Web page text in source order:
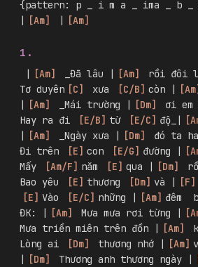
{pattern: p _ i m a _ ima _ b _
|
[Am] | [Am]
1.
| [Am] _Đã lâu | [Am] rồi đôi
Tơ duyên [C] xưa [C/B] còn | [Am]
|
[Am] _Mái trường | [Dm] ơi
Hay ra đi
[E/B] từ [E/C] độ_| [
|
[Am] _Ngày xưa | [Dm] đó ta
Đi trên
[E] con [E/G] đường | [
Mấy
[Am/F] năm [E] qua | [Dm]
Bao yêu
[E] thương [Dm] và | [F]
[E] Vào [E/C] những | [Am] đêm
ĐK: |
[Am] Mưa mưa rơi từng | [
Mưa triền miên trên đồn |
[Am]
Lòng ai
[Dm] thương nhớ | [Am]
|
[Dm] Thương anh thương ngày |